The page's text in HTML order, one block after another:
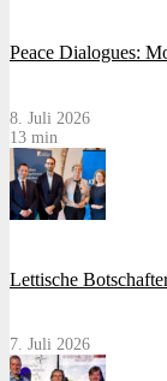
Peace Dialogues:
8. Juli 2026
13 min
Lettische
7. Juli 2026